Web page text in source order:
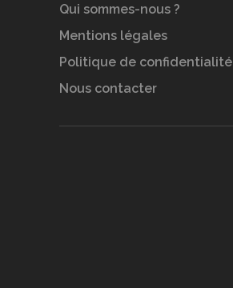
Qui sommes-nous ?
Mentions légales
Politique de confidentialité
Nous contacter